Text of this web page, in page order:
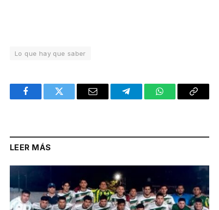
Lo que hay que saber
FacebookTwitter Email TelegramWhatsAppCopy
LEER MÁS